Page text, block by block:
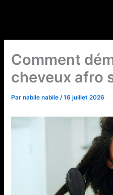
Comment
cheveux afro
Parnabile nabile /16 juillet 2026